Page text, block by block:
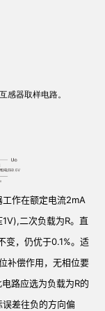
互感器取样电路。
工作在额定电流2mA
二次负载为R。直
变，仍优于0.1%。适
补偿作用，无相位要
路应选为负载为R的
差往负的方向偏